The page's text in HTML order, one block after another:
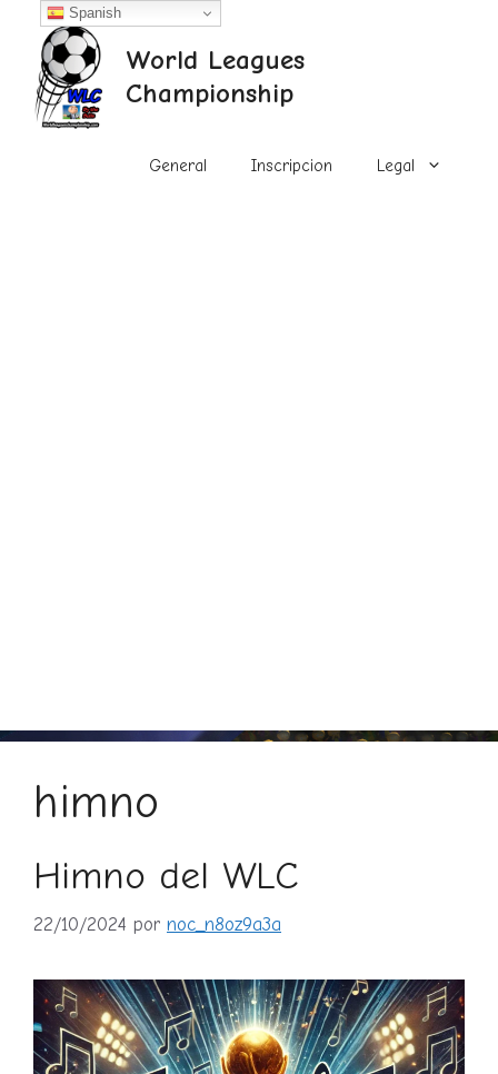
contenido
World Leagues
Championship
General Inscripcion Legal
himno
Himno del WLC
22/10/2024 por noc_n8oz9a3a
Spanish